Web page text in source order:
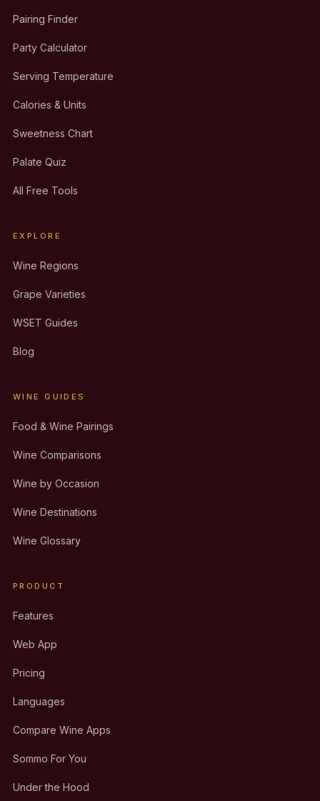
Pairing Finder
Party Calculator
Serving Temperature
Calories & Units
Sweetness Chart
Palate Quiz
All Free Tools
EXPLORE
Wine Regions
Grape Varieties
WSET Guides
Blog
WINE GUIDES
Food & Wine Pairings
Wine Comparisons
Wine by Occasion
Wine Destinations
Wine Glossary
PRODUCT
Features
Web App
Pricing
Languages
Compare Wine Apps
Sommo For You
Under the Hood